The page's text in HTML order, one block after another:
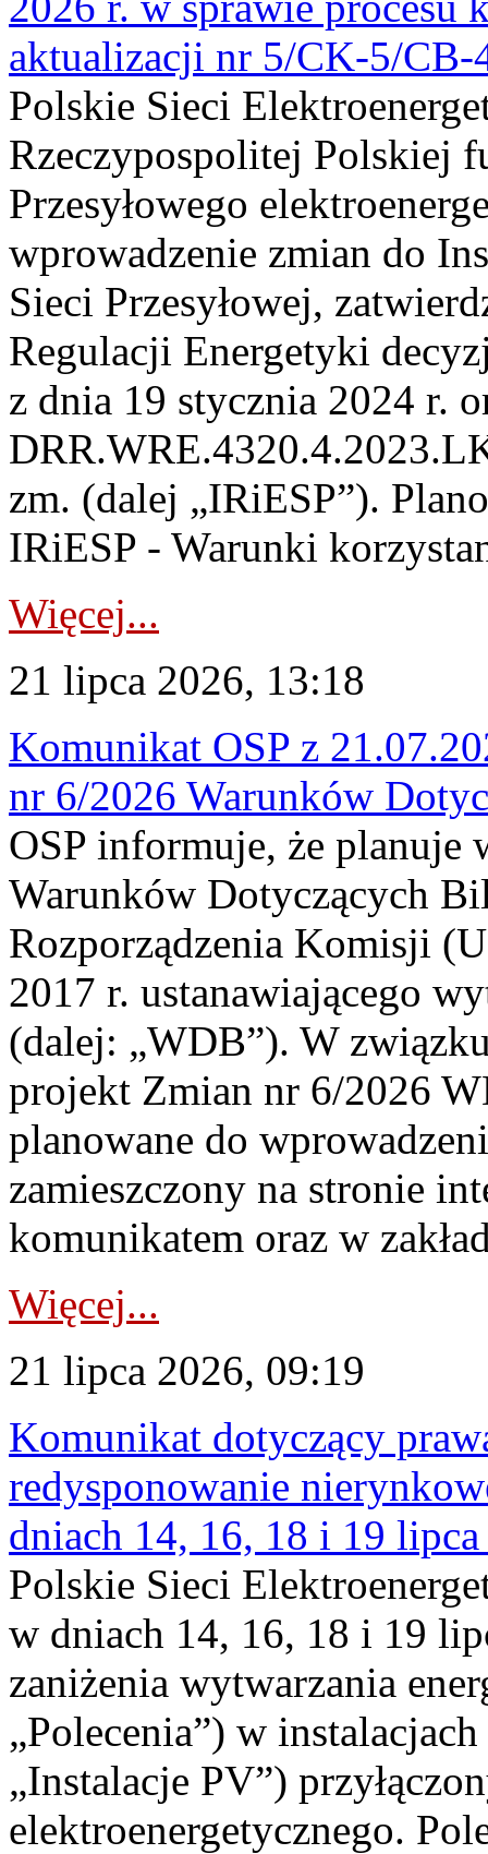
aktualizacji nr 5/CK-5/CB-
Polskie Sieci
Rzeczypospolitej Polskiej
Przesyłowego
wprowadzenie zmian do
Sieci Przesyłowej,
Regulacji Energetyki
z dnia 19 stycznia 2024 r.
zm. (dalej „IRiESP”).
IRiESP - Warunki
Więcej...
21 lipca 2026, 13:18
Komunikat OSP z
nr 6/2026 Warunków
OSP informuje, że planuje
Warunków Dotyczących
Rozporządzenia Komisji
2017 r. ustanawiającego
(dalej: „WDB”). W
projekt Zmian nr 6/2026
planowane do
zamieszczony na stronie
komunikatem oraz w
Więcej...
21 lipca 2026, 09:19
Komunikat dotyczący
redysponowanie
dniach 14, 16, 18 i 19
Polskie Sieci
w dniach 14, 16, 18 i 19
zaniżenia wytwarzania
„Polecenia”) w
„Instalacje PV”)
elektroenergetycznego.